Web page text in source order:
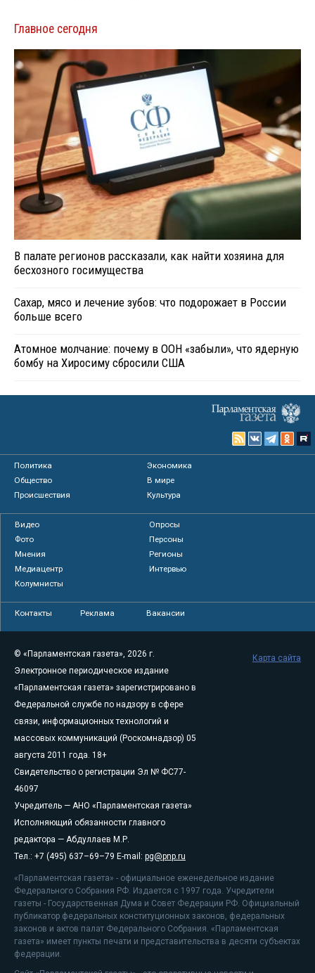
Главное сегодня
В палате регионов рассказали, как найти хозяина для
бесхозного госимущества
Сахар, мясо и лечение зубов: что подорожает в России
больше всего
Атомное молчание: почему в ООН «забыли», что ядерную
бомбу на Хиросиму сбросили США
Политика
Экономика
Общество
В мире
Происшествия
Культура
Видео
Опросы
Фото
Персоны
Мнения
Регионы
Медиацентр
Интервью
Колумнисты
Контакты Реклама Вакансии
© «Парламентская газета», 2026 г.
Электронное периодическое издание
«Парламентская газета» зарегистрировано в
Федеральной службе по надзору в сфере
связи, информационных технологий и
массовых коммуникаций (Роскомнадзор) 05
августа 2011 года. 18+
Свидетельство о регистрации Эл № ФС77-
46097
Учредитель — АНО «Парламентская газета»
Исполняющий обязанности главного
редактора — Абдуллаев М.Р.
Тел.: +7 (495) 637–69–79 E-mail: pg@pnp.ru
«Парламентская газета» - официальное еженедельное издание
Федерального Собрания РФ. Издается с 1997 года. Учредители
газеты - Государственная Дума и Совет Федерации РФ. Официальный
публикатор федеральных конституционных законов, федеральных
законов и актов палат Федерального Собрания. «Парламентская
газета» имеет пункты печати и представительства в десяти субъектах
федерации.
Карта сайта